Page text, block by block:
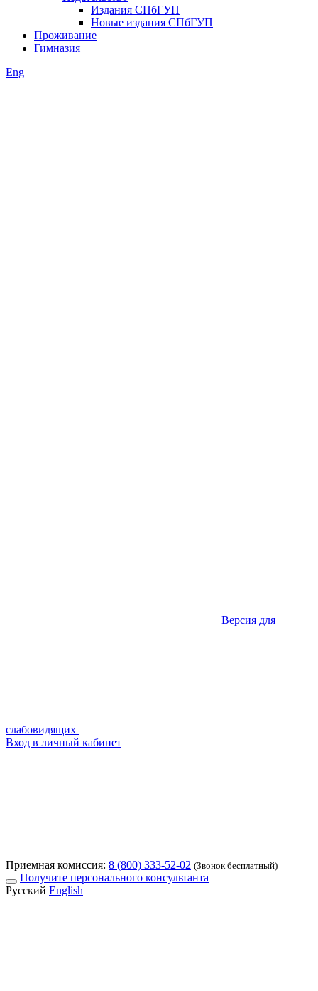
Издания СПбГУП
Новые издания СПбГУП
Проживание
Гимназия
Eng
Версия для
слабовидящих
Вход в личный кабинет
Приемная комиссия: 8 (800) 333-52-02 (Звонок бесплатный)
Получите персонального консультанта
Русский English